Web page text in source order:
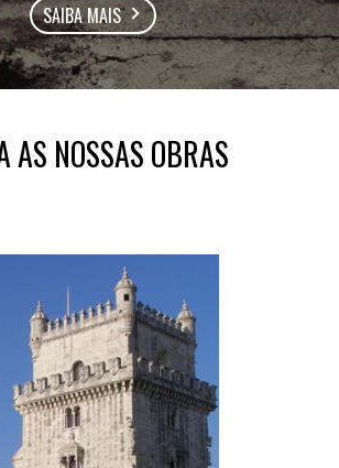
SAIBA MAIS
AS NOSSAS OBRAS